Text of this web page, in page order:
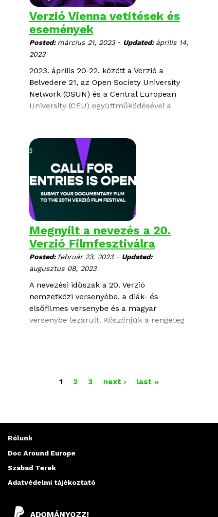
Verzió Vienna vetítések és
események
Posted:március 21, 2023 - Updated:április 14,
2023
2023. április 20-22. között a Verzió a
Belvedere 21, az Open Society University
Network (OSUN) és a Central European
University (CEU) együttműködésével a
dokumentumfilm kerül vetítésre a Blickle
Kino termeiben, a CEU campuson pedig
mesterkurzuson vehetnek részt az
érdeklődők.
Megnyílt a nevezés a 20.
Verzió Filmfesztiválra
Posted: február 23, 2023 - Updated:
augusztus 08, 2023
A nevezési időszak a 20. Verzió
nemzetközi versenyébe, a diák- és
elsőfilmes versenybe és a magyar
versenybe lezárult. Köszönjük a rengeteg
augusztus 28-ig lehet VR-alkotásokat
Nevezd VR-alkotásodat a 20. Verzió
keretében zajló Vektor VR 2023 programra
D
A
L
A
1 2 3 next › last »
ADOMÁNYOZZ!
Rólunk
Doc Around Europe
Szabad Terek
Adatvédelmi tájékoztató